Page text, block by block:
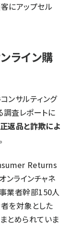
にアップセル
ライン購
ンサルティング
査レポートに
返品と詐欺によ
。
Returns
ラインチャネ
業者幹部150人
を対象とした
とめられていま